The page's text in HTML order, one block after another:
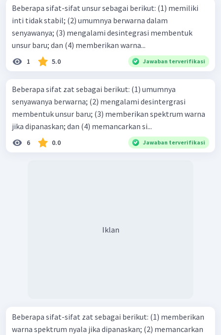
Beberapa sifat-sifat unsur sebagai berikut: (1) memiliki
inti tidak stabil; (2) umumnya berwarna dalam
senyawanya; (3) mengalami desintegrasi membentuk
unsur baru; dan (4) memberikan warna...
1 5.0 Jawaban terverifikasi
Beberapa sifat zat sebagai berikut: (1) umumnya
senyawanya berwarna; (2) mengalami desintergrasi
membentuk unsur baru; (3) memberikan spektrum warna
jika dipanaskan; dan (4) memancarkan si...
6 0.0 Jawaban terverifikasi
Iklan
Beberapa sifat-sifat zat sebagai berikut: (1) memberikan
warna spektrum nyala jika dipanaskan; (2) memancarkan